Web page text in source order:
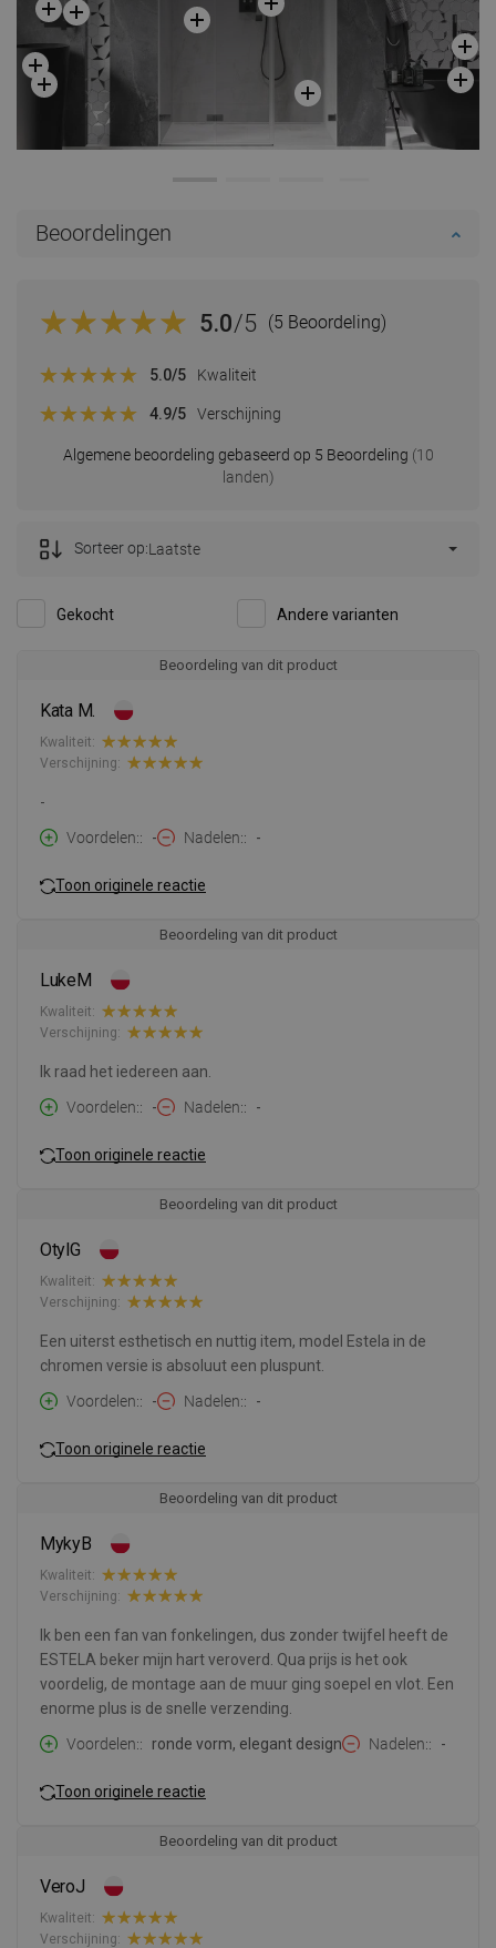
Beoordelingen
5.0/5 (5 Beoordeling)
Algemene beoordeling gebaseerd op 5 Beoordeling (10
landen)
5.0/5 Kwaliteit
4.9/5 Verschijning
Gekocht Andere varianten
Sorteer op:Laatste
Beoordeling van dit product
Kata M.
Kwaliteit:
Verschijning:
-
Voordelen:
- Nadelen: -
Toon originele reactie
Beoordeling van dit product
LukeM
Kwaliteit:
Verschijning:
Ik raad het iedereen aan.
Voordelen:
- Nadelen: -
Toon originele reactie
Beoordeling van dit product
OtylG
Kwaliteit:
Verschijning:
Een uiterst esthetisch en nuttig item, model Estela in de
chromen versie is absoluut een pluspunt.
Voordelen:
- Nadelen: -
Toon originele reactie
Beoordeling van dit product
MykyB
Kwaliteit:
Verschijning:
Ik ben een fan van fonkelingen, dus zonder twijfel heeft de
ESTELA beker mijn hart veroverd. Qua prijs is het ook
voordelig, de montage aan de muur ging soepel en vlot. Een
enorme plus is de snelle verzending.
Voordelen:
ronde vorm, elegant design Nadelen: -
Toon originele reactie
Beoordeling van dit product
VeroJ
Kwaliteit:
Verschijning: